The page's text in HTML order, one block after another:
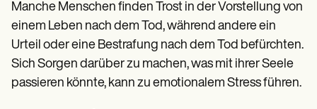
Manche Menschen finden Trost in der Vorstellung von
einem Leben nach dem Tod, während andere ein
Urteil oder eine Bestrafung nach dem Tod befürchten.
Sich Sorgen darüber zu machen, was mit ihrer Seele
passieren könnte, kann zu emotionalem Stress führen.